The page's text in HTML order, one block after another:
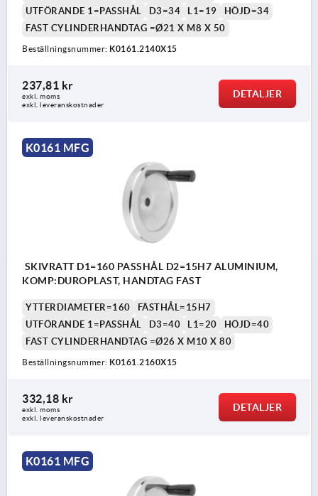
UTFÖRANDE 1=PASSHÅL D3=34 L1=19
HÖJD=34
FAST CYLINDERHANDTAG =Ø21 X M8 X 50
Beställningsnummer: K0161.2140X15
237,81 kr
exkl. moms
exkl. leveranskostnader
DETALJER
K0161 MFG
SKIVRATT D1=160 PASSHÅL D2=15H7 ALUMINIUM,
KOMP:DUROPLAST, HANDTAG FAST
YTTERDIAMETER=160
FÄSTHÅL=15H7
UTFÖRANDE 1=PASSHÅL
D3=40 L1=20
HÖJD=40
FAST CYLINDERHANDTAG =Ø26 X M10 X 80
Beställningsnummer: K0161.2160X15
332,18 kr
exkl. moms
exkl. leveranskostnader
DETALJER
K0161 MFG